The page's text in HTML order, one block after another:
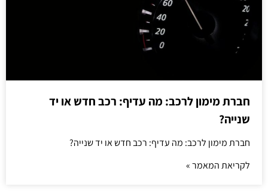
חברת מימון לרכב: מה עדיף: רכב חדש או יד
שנייה?
חברת מימון לרכב: מה עדיף: רכב חדש או יד שנייה?
לקריאת המאמר »